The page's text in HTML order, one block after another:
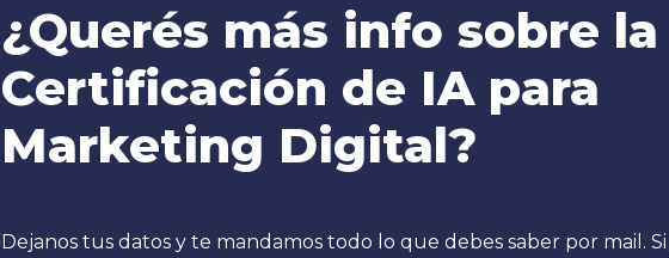
¿Querés más info sobre la
Certificación de IA para
Marketing Digital?
Dejanos tus datos y te mandamos todo lo que debes saber por mail. Si